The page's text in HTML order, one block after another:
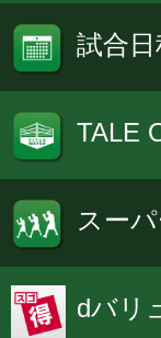
試合
TALE
スー
dバリ